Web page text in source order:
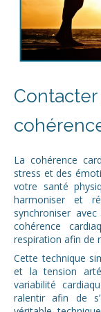
Contacter
La cohérence
stress et des
votre santé
harmoniser et
synchroniser
cohérence
respiration afin de
Cette technique
et la tension
variabilité
ralentir afin de